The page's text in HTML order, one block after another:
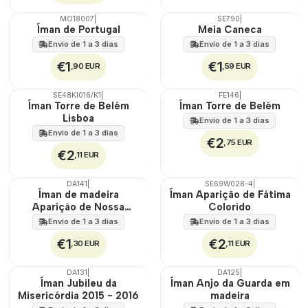
🇵🇹
100%
MO18007
Íman de Portugal
Envio de 1 a 3 dias
€1,90 EUR
SE790
Meia Caneca
Envio de 1 a 3 dias
€1,59 EUR
SE48KI016/K1
Íman Torre de Belém
Lisboa
Envio de 1 a 3 dias
€2,11 EUR
FE146
Íman Torre de Belém
Envio de 1 a 3 dias
€2,75 EUR
DA141
Íman de madeira
Aparição de Nossa
Senhora
Envio de 1 a 3 dias
€1,30 EUR
SE69W028-4
Íman Aparição de Fátima
Colorido
Envio de 1 a 3 dias
€2,11 EUR
DA131
Íman Jubileu da
Misericórdia 2015 - 2016
DA125
Íman Anjo da Guarda em
madeira